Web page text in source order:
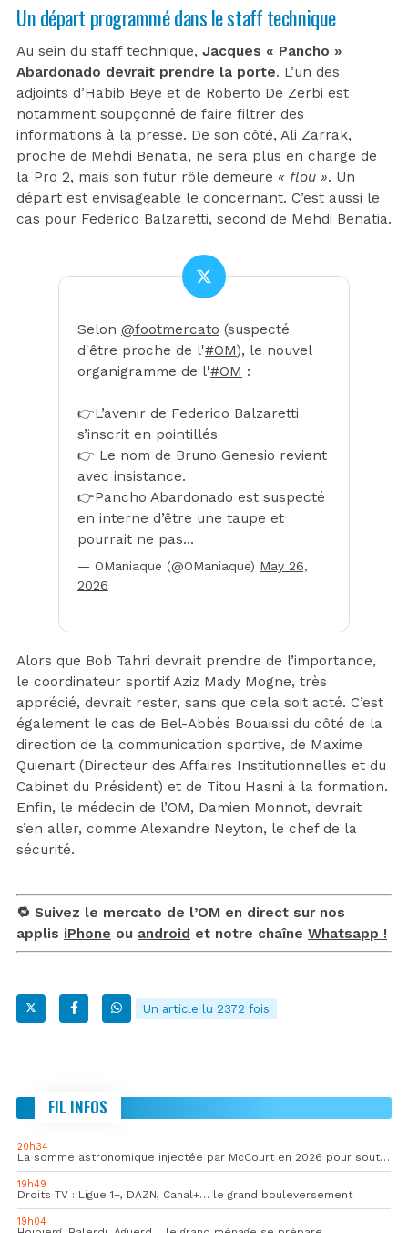
Un départ programmé dans le staff technique
Au sein du staff technique, Jacques « Pancho »
Abardonado devrait prendre la porte. L’un des
adjoints d’Habib Beye et de Roberto De Zerbi est
notamment soupçonné de faire filtrer des
informations à la presse. De son côté, Ali Zarrak,
proche de Mehdi Benatia, ne sera plus en charge de
la Pro 2, mais son futur rôle demeure « flou ». Un
départ est envisageable le concernant. C’est aussi le
cas pour Federico Balzaretti, second de Mehdi Benatia.
Selon @footmercato (suspecté
d'être proche de l'#OM), le nouvel
organigramme de l'#OM :
👉L’avenir de Federico Balzaretti
s’inscrit en pointillés
👉 Le nom de Bruno Genesio revient
avec insistance.
👉Pancho Abardonado est suspecté
en interne d’être une taupe et
pourrait ne pas…
— OManiaque (@OManiaque) May 26,
2026
Alors que Bob Tahri devrait prendre de l’importance,
le coordinateur sportif Aziz Mady Mogne, très
apprécié, devrait rester, sans que cela soit acté. C’est
également le cas de Bel-Abbès Bouaissi du côté de la
direction de la communication sportive, de Maxime
Quienart (Directeur des Affaires Institutionnelles et du
Cabinet du Président) et de Titou Hasni à la formation.
Enfin, le médecin de l’OM, Damien Monnot, devrait
s’en aller, comme Alexandre Neyton, le chef de la
sécurité.
🔁 Suivez le mercato de l’OM en direct sur nos
applis iPhone ou android et notre chaîne Whatsapp !
Un article lu 2372 fois
FIL INFOS
20h34
La somme astronomique injectée par McCourt en 2026 pour soutenir l’OM
19h49
Droits TV : Ligue 1+, DAZN, Canal+… le grand bouleversement
19h04